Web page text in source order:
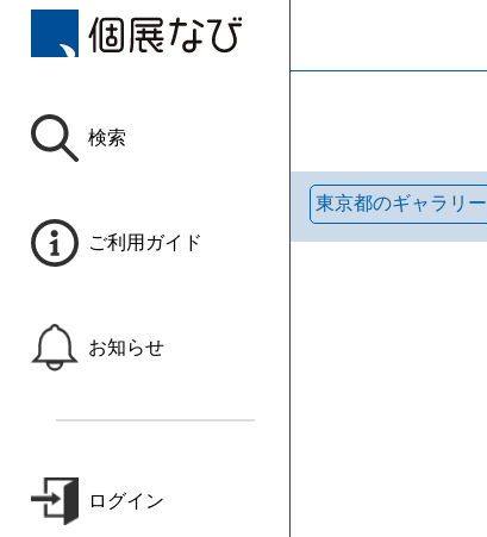
検索
ご利用ガイド
お知らせ
ログイン
東京都のギャラリー